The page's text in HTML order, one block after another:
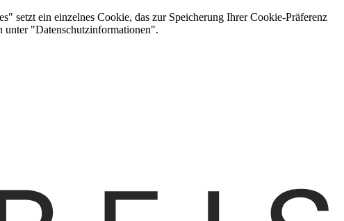
setzt ein einzelnes Cookie, das zur Speicherung Ihrer Cookie-Präferenz
unter "Datenschutzinformationen".